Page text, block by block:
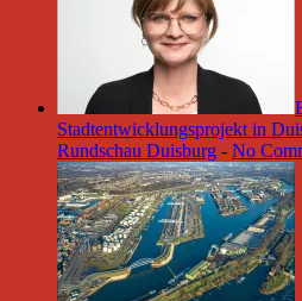
Stadtentwicklungsprojekt in
Rundschau Duisburg - No